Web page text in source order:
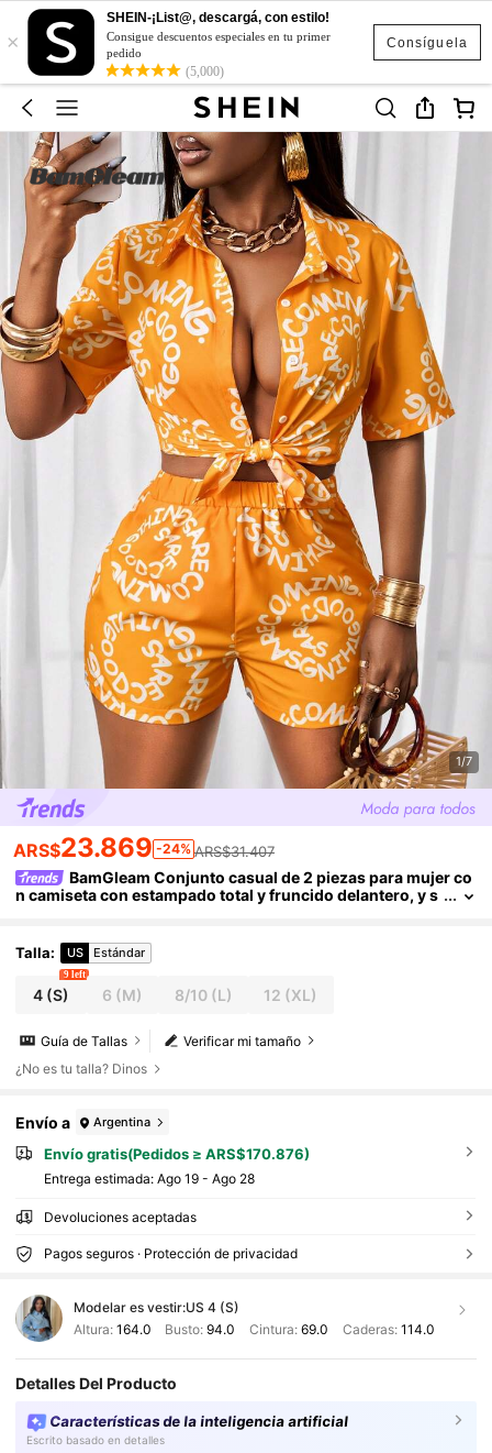
Consíguela
×
SHEIN-¡List@, descargá, con estilo!
Consigue descuentos especiales en tu primer
pedido
(5,000)
1/7
ARS$23.869 -24% ARS$31.407
BamGleam Conjunto casual de 2 piezas para mujer co
n camiseta con estampado total y fruncido delantero, y s
s para mujer, conjunto casual de 2 piezas para mujer
Talla: US Estándar
4 (S)
9 left
6 (M) 8/10(L) 12 (XL)
Verificar mi tamaño
Guía de Tallas
¿No es tu talla? Dinos
Envío a Argentina
Envío gratis(Pedidos ≥ ARS$170.876)
Entrega estimada: Ago 19 - Ago 28
Devoluciones aceptadas
Pagos seguros · Protección de privacidad
Modelar es vestir:US 4 (S)
Altura: 164.0 Busto:94.0 Cintura: 69.0 Caderas: 114.0
Detalles Del Producto
Características de la inteligencia artificial
Escrito basado en detalles